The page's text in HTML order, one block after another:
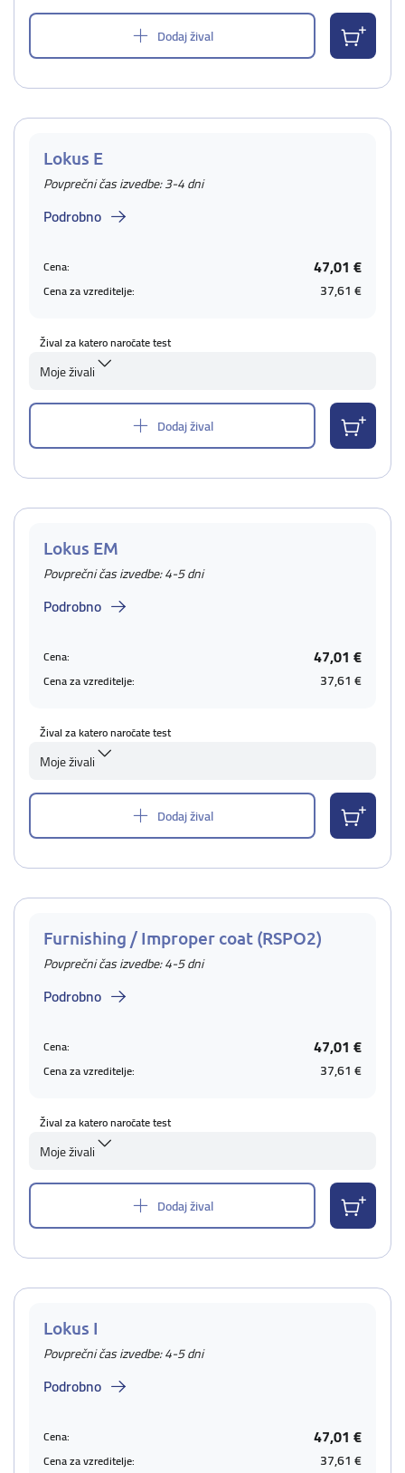
Dodaj žival
Lokus E
Povprečni čas izvedbe: 3-4 dni
Podrobno
Cena: 47,01 €
Cena za vzreditelje: 37,61 €
Žival za katero naročate test
Moje živali
Dodaj žival
Lokus EM
Povprečni čas izvedbe: 4-5 dni
Podrobno
Cena: 47,01 €
Cena za vzreditelje: 37,61 €
Žival za katero naročate test
Moje živali
Dodaj žival
Furnishing / Improper coat (RSPO2)
Povprečni čas izvedbe: 4-5 dni
Podrobno
Cena: 47,01 €
Cena za vzreditelje: 37,61 €
Žival za katero naročate test
Moje živali
Dodaj žival
Lokus I
Povprečni čas izvedbe: 4-5 dni
Podrobno
Cena: 47,01 €
Cena za vzreditelje: 37,61 €